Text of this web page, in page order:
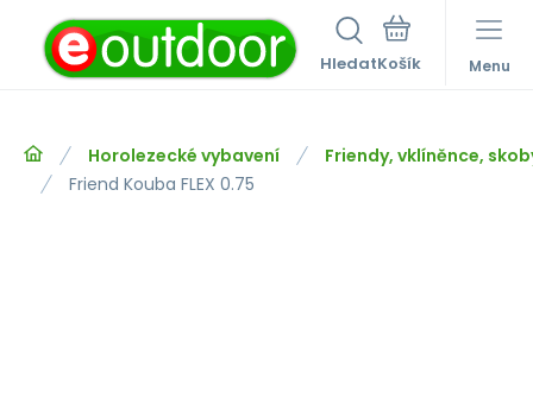
Hledat Menu
Horolezecké vybavení
Friendy, vklíněnce,
Friend Kouba FLEX 0.75